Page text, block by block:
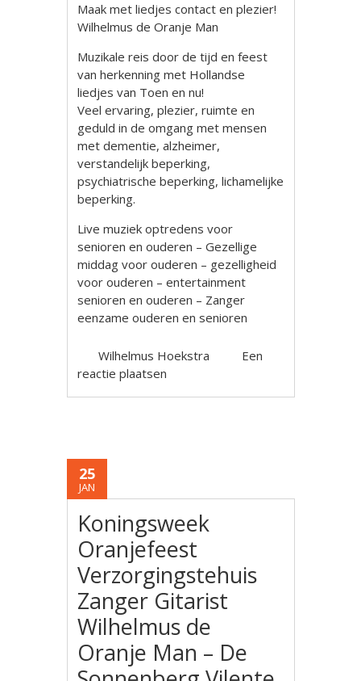
Maak met liedjes contact en plezier!
Wilhelmus de Oranje Man
Muzikale reis door de tijd en feest
van herkenning met Hollandse
liedjes van Toen en nu!
Veel ervaring, plezier, ruimte en
geduld in de omgang met mensen
met dementie, alzheimer,
verstandelijk beperking,
psychiatrische beperking, lichamelijke
beperking.
Live muziek optredens voor
senioren en ouderen – Gezellige
middag voor ouderen – gezelligheid
voor ouderen – entertainment
senioren en ouderen – Zanger
eenzame ouderen en senioren
Wilhelmus Hoekstra
Een
reactie plaatsen
25
JAN
Koningsweek
Oranjefeest
Verzorgingstehuis
Zanger Gitarist
Wilhelmus de
Oranje Man – De